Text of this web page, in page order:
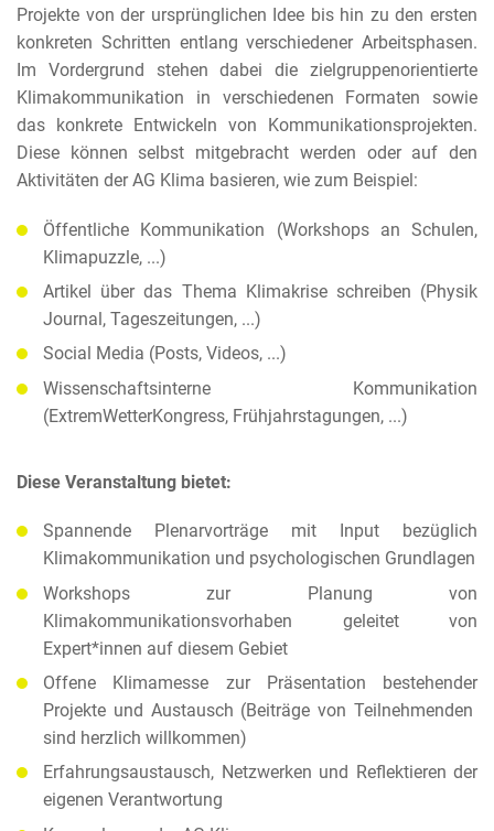
Projekte von der ursprünglichen Idee bis hin zu den ersten
konkreten Schritten entlang verschiedener Arbeitsphasen.
Im Vordergrund stehen dabei die zielgruppenorientierte
Klimakommunikation in verschiedenen Formaten sowie
das konkrete Entwickeln von Kommunikationsprojekten.
Diese können selbst mitgebracht werden oder auf den
Aktivitäten der AG Klima basieren, wie zum Beispiel:
Öffentliche Kommunikation (Workshops an Schulen,
Klimapuzzle, ...)
Artikel über das Thema Klimakrise schreiben (Physik
Journal, Tageszeitungen, ...)
Social Media (Posts, Videos, ...)
Wissenschaftsinterne Kommunikation
(ExtremWetterKongress, Frühjahrstagungen, ...)
Diese Veranstaltung bietet:
Spannende Plenarvorträge mit Input bezüglich
Klimakommunikation und psychologischen Grundlagen
Workshops zur Planung von
Klimakommunikationsvorhaben geleitet von
Expert*innen auf diesem Gebiet
Offene Klimamesse zur Präsentation bestehender
Projekte und Austausch (Beiträge von Teilnehmenden
sind herzlich willkommen)
Erfahrungsaustausch, Netzwerken und Reflektieren der
eigenen Verantwortung